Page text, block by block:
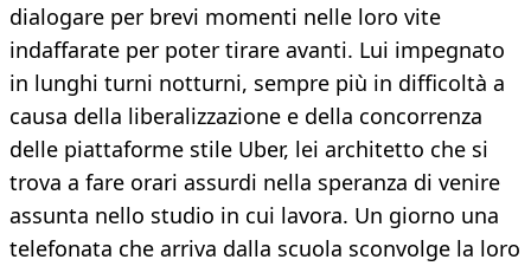
dialogare per brevi momenti nelle loro vite
indaffarate per poter tirare avanti. Lui impegnato
in lunghi turni notturni, sempre più in difficoltà a
causa della liberalizzazione e della concorrenza
delle piattaforme stile Uber, lei architetto che si
trova a fare orari assurdi nella speranza di venire
assunta nello studio in cui lavora. Un giorno una
telefonata che arriva dalla scuola sconvolge la loro